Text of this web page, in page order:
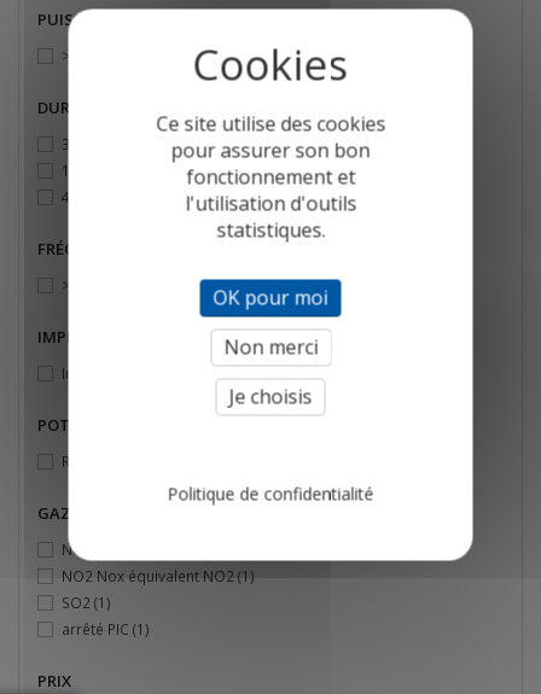
PUISSANCE INSTALLATION
> 4 MW
DURÉE DE MESURE
30 minutes
1h
4h
FRÉQUENCE D'UTILISATION
> 500 mesures
IMPRIMANTE
Intégrée au chassis de l'analyseur(1)
POT DE CONDENSATION
Refroidisseur PELTIER
GAZ MESURÉ 02, CO
NO NOx équivalent NO
NO2 Nox équivalent NO2 (1)
SO2 (1)
arrêté PIC (1)
PRIX
Ce site utilise des cookies
pour assurer son bon
fonctionnement et
l'utilisation d'outils
statistiques.
OK pour moi
Non merci
Je choisis
Politique de confidentialité